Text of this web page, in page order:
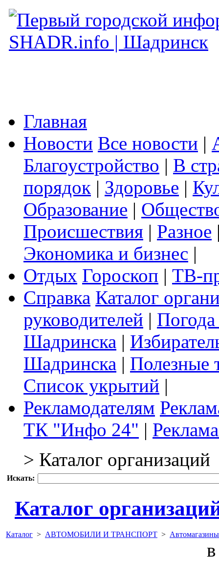
Главная
Новости Все новости |
Благоустройство | В
порядок | Здоровье |
Образование |
Происшествия | Разное
Экономика и бизнес |
Отдых Гороскоп | ТВ-
Справка Каталог
руководителей |
Шадринска |
Шадринска | Полезные
Список укрытий |
Рекламодателям
ТК "Инфо 24" |
> Каталог организаций
Искать:
Каталог
Каталог > АВТОМОБИЛИ И ТРАНСПОРТ > Автомагазины